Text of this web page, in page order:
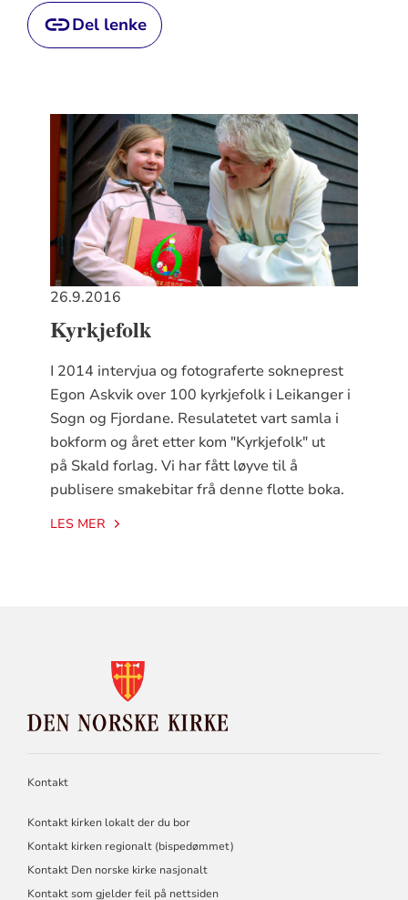
Del lenke
26.9.2016
Kyrkjefolk
I 2014 intervjua og fotograferte sokneprest
Egon Askvik over 100 kyrkjefolk i Leikanger i
Sogn og Fjordane. Resulatetet vart samla i
bokform og året etter kom "Kyrkjefolk" ut
på Skald forlag. Vi har fått løyve til å
publisere smakebitar frå denne flotte boka.
LES MER
NORSKE
Kontakt
Kontakt kirken lokalt der du bor
Kontakt kirken regionalt (bispedømmet)
Kontakt Den norske kirke nasjonalt
Kontakt som gjelder feil på nettsiden